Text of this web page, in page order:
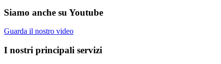
Siamo anche su Youtube
Guarda il nostro video
I nostri principali servizi